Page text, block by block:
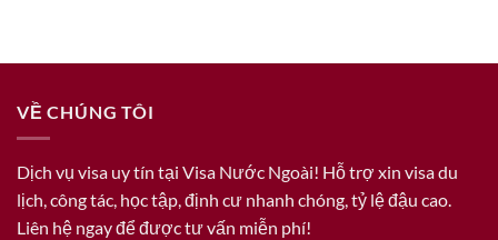
VỀ CHÚNG TÔI
Dịch vụ visa uy tín tại Visa Nước Ngoài! Hỗ trợ xin visa du
lịch, công tác, học tập, định cư nhanh chóng, tỷ lệ đậu cao.
Liên hệ ngay để được tư vấn miễn phí!